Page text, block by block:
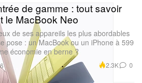
de gamme : tout savoir
le MacBook Neo
de ses appareils les plus abordables
pose : un MacBook ou un iPhone à 599
économie en berne ?
2.3K 0